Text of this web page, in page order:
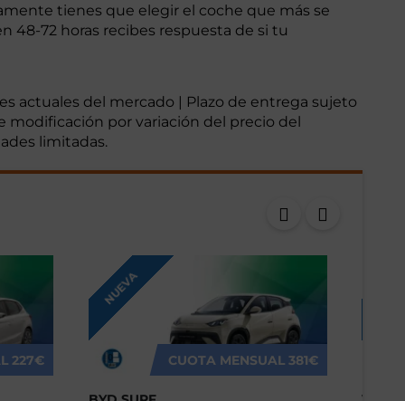
tienes que elegir el coche que más se
48-72 horas recibes respuesta de si tu
actuales del mercado | Plazo de entrega sujeto
modificación por variación del precio del
limitadas.
227€
NUEVA
CUOTA MENSUAL 381€